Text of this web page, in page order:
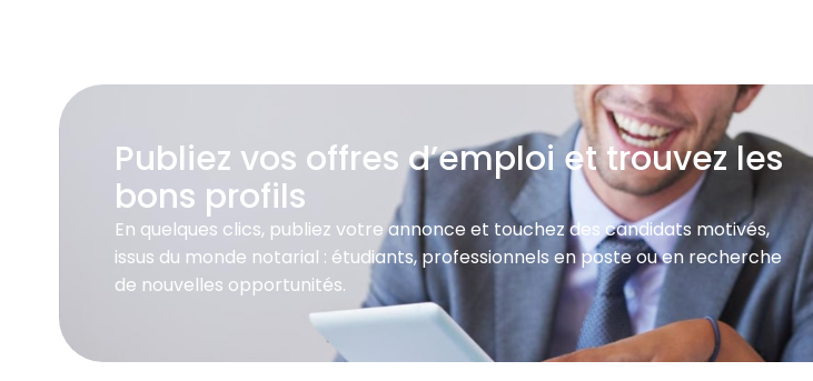
Publiez vos offres d’emploi et trouvez les
bons profils
En quelques clics, publiez votre annonce et touchez des candidats motivés,
issus du monde notarial : étudiants, professionnels en poste ou en recherche
de nouvelles opportunités.